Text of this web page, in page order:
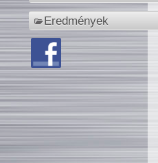
Eredmények